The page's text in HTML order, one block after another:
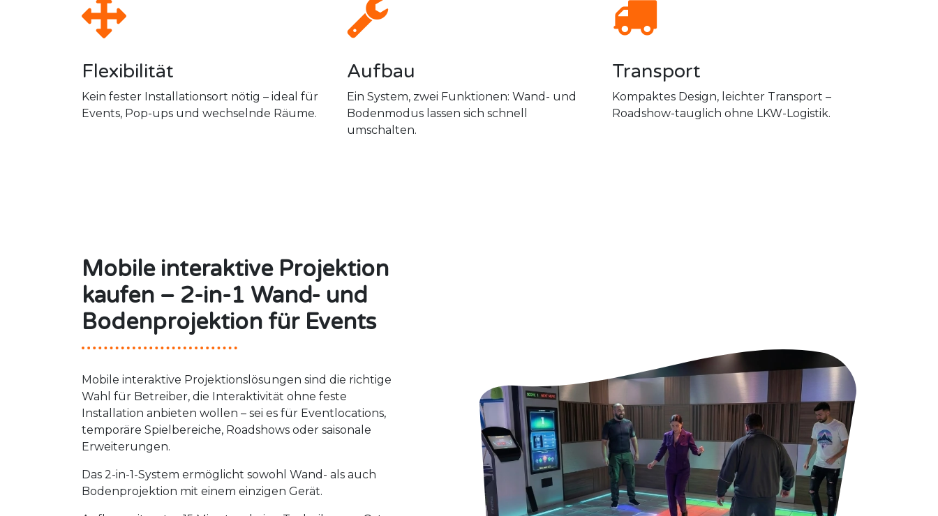
Flexibilität
Kein fester Installationsort nötig – ideal für
Events, Pop-ups und wechselnde Räume.
Aufbau
Ein System, zwei Funktionen: Wand- und
Bodenmodus lassen sich schnell
umschalten.
Transport
Kompaktes Design, leichter Transport –
Roadshow-tauglich ohne LKW-Logistik.
Mobile interaktive Projektion
kaufen – 2-in-1 Wand- und
Bodenprojektion für Events
Mobile interaktive Projektionslösungen sind die richtige
Wahl für Betreiber, die Interaktivität ohne feste
Installation anbieten wollen – sei es für Eventlocations,
temporäre Spielbereiche, Roadshows oder saisonale
Erweiterungen.
Das 2-in-1-System ermöglicht sowohl Wand- als auch
Bodenprojektion mit einem einzigen Gerät.